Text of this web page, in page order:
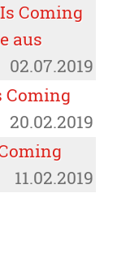
Coming
aus
02.07.2019
Coming
20.02.2019
11.02.2019